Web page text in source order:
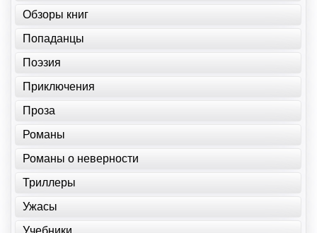
Обзоры книг
Попаданцы
Поэзия
Приключения
Проза
Романы
Романы о неверности
Триллеры
Ужасы